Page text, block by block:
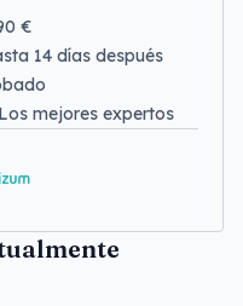
€
14 días después
Los mejores expertos